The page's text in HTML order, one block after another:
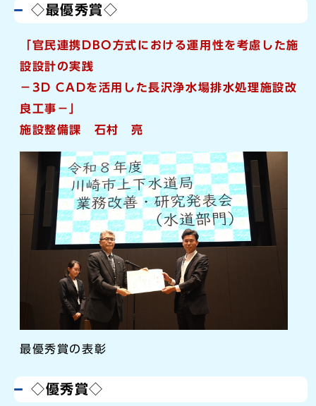
◇最優秀賞◇
「官民連携DBO方式における運用性を考慮した施
設設計の実践
－3D CADを活用した長沢浄水場排水処理施設改
良工事－」
施設整備課 石村亮
最優秀賞の表彰
◇優秀賞◇